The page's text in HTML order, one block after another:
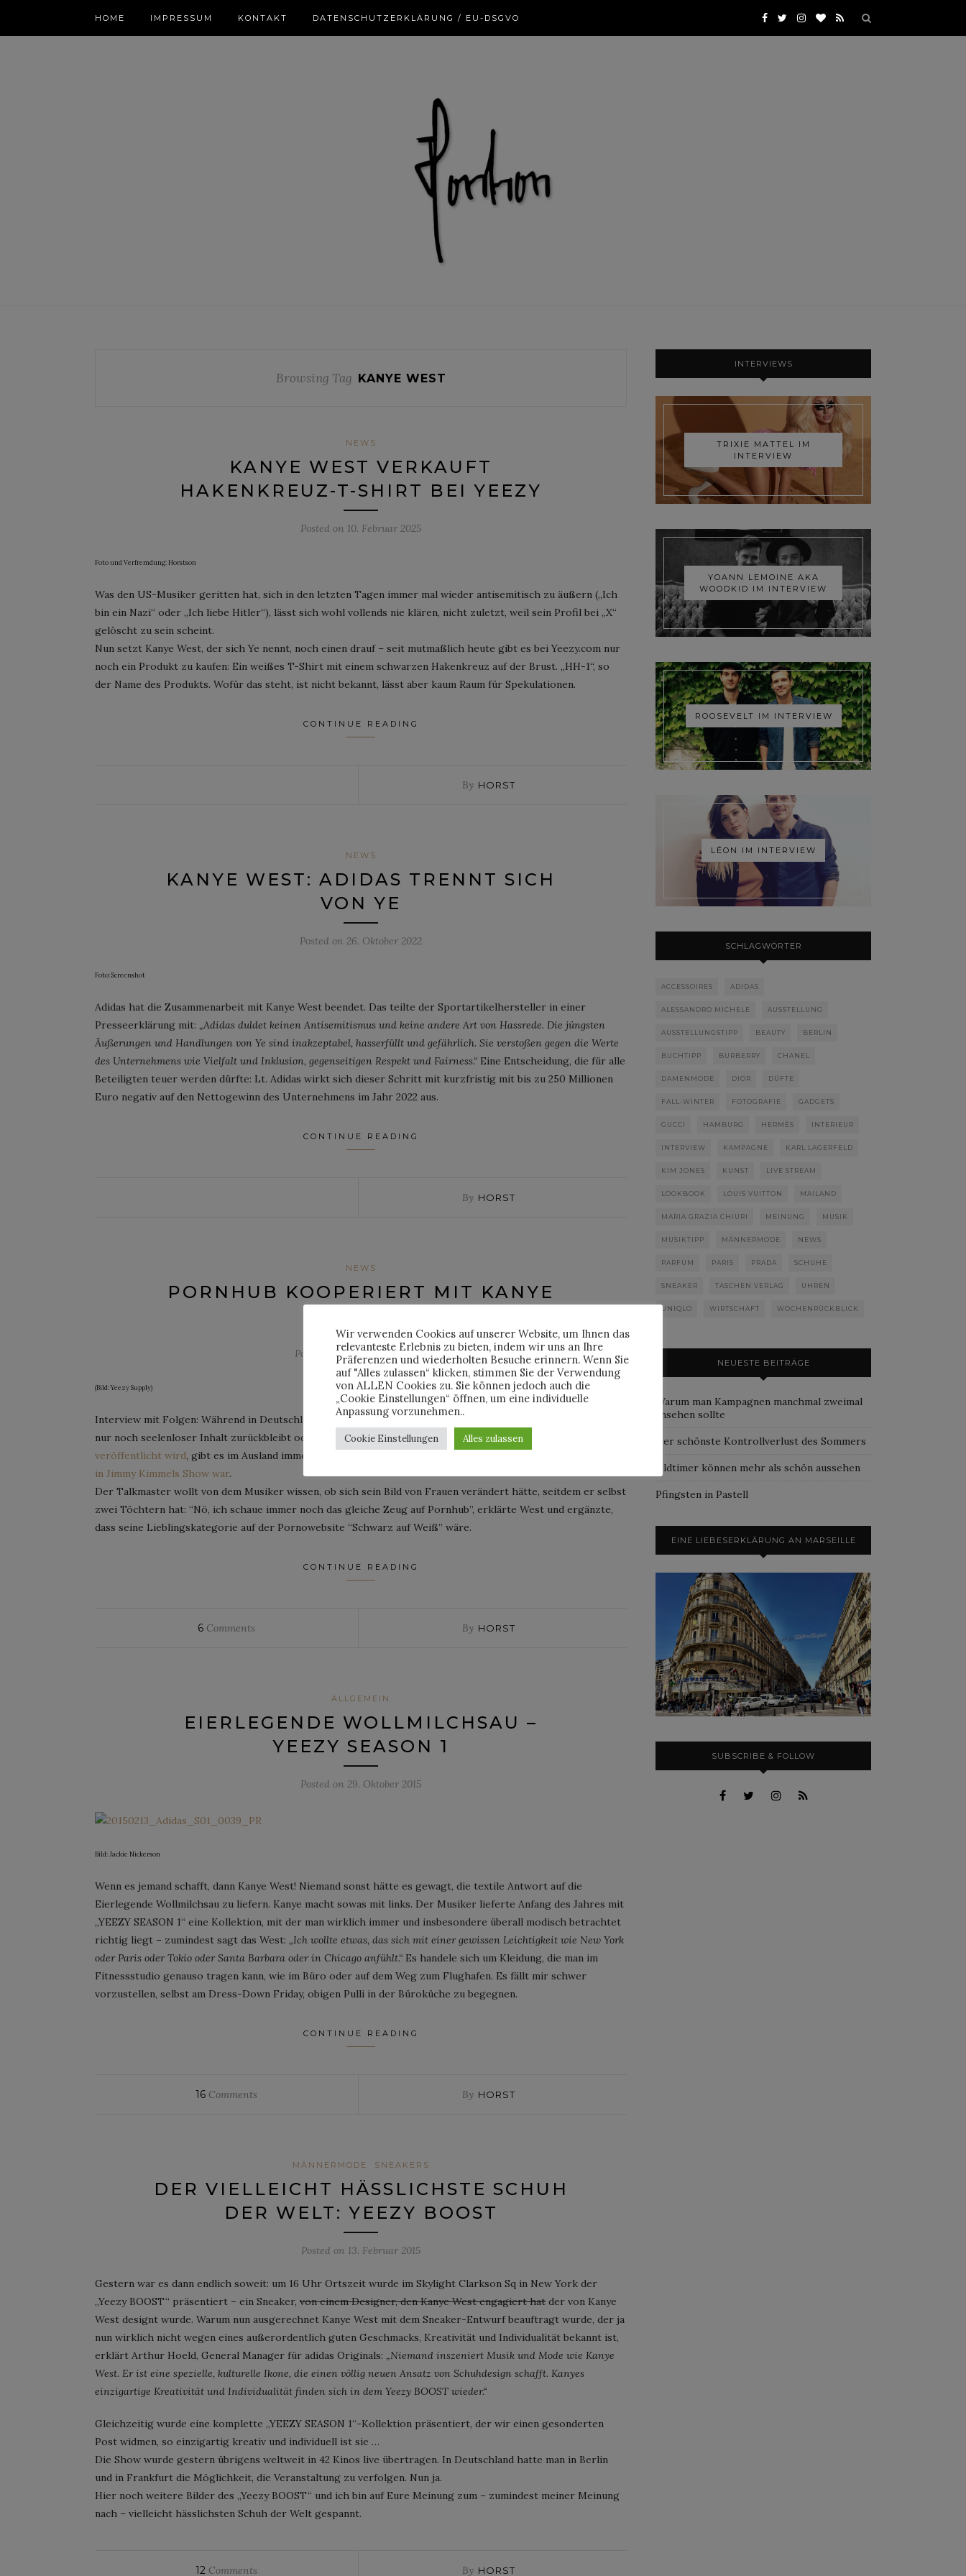
HOME IMPRESSUM KONTAKT DATENSCHUTZERKLÄRUNG / EU-DSGVO
Browsing Tag KANYE WEST
NEWS
KANYE WEST VERKAUFT
HAKENKREUZ-T-SHIRT BEI YEEZY
Posted on 10. Februar 2025
Foto und Verfremdung: Horstson
Was den US-Musiker geritten hat, sich in den letzten Tagen immer mal wieder antisemitisch zu äußern („Ich
bin ein Nazi“ oder „Ich liebe Hitler“), lässt sich wohl vollends nie klären, nicht zuletzt, weil sein Profil bei „X“
gelöscht zu sein scheint.
Nun setzt Kanye West, der sich Ye nennt, noch einen drauf – seit mutmaßlich heute gibt es bei Yeezy.com nur
noch ein Produkt zu kaufen: Ein weißes T-Shirt mit einem schwarzen Hakenkreuz auf der Brust. „HH-1“, so
der Name des Produkts. Wofür das steht, ist nicht bekannt, lässt aber kaum Raum für Spekulationen.
CONTINUE READING
By HORST
NEWS
KANYE WEST: ADIDAS TRENNT SICH
VON YE
Posted on 26. Oktober 2022
Foto: Screenshot
Adidas hat die Zusammenarbeit mit Kanye West beendet. Das teilte der Sportartikelhersteller in einer
Presseerklärung mit: „Adidas duldet keinen Antisemitismus und keine andere Art von Hassrede. Die jüngsten
Äußerungen und Handlungen von Ye sind inakzeptabel, hasserfüllt und gefährlich. Sie verstoßen gegen die Werte
des Unternehmens wie Vielfalt und Inklusion, gegenseitigen Respekt und Fairness.“ Eine Entscheidung, die für alle
Beteiligten teuer werden dürfte: Lt. Adidas wirkt sich dieser Schritt mit kurzfristig mit bis zu 250 Millionen
Euro negativ auf den Nettogewinn des Unternehmens im Jahr 2022 aus.
CONTINUE READING
By HORST
NEWS
PORNHUB KOOPERIERT MIT KANYE
Posted on10. September 2018
(Bild: Yeezy Supply)
Interview mit Folgen: Während in Deutschland PR-Agenturen dazu neigen, Interviews so glattzubügeln, dass
nur noch seelenloser Inhalt zurückbleibt oder sogar in Kauf nehmen, dass das Interviewgar nicht erst
veröffentlicht wird, gibt es im Ausland immer wieder Lichtblicke – wie im Fall von Kanye West,
in Jimmy Kimmels Show war.
Der Talkmaster wollt von dem Musiker wissen, ob sich sein Bild von Frauen verändert hätte, seitdem er selbst
zwei Töchtern hat: “Nö, ich schaue immer noch das gleiche Zeug auf Pornhub”, erklärte West und ergänzte,
dass seine Lieblingskategorie auf der Pornowebsite “Schwarz auf Weiß” wäre.
CONTINUE READING
6 Comments By HORST
ALLGEMEIN
EIERLEGENDE WOLLMILCHSAU –
YEEZY SEASON 1
Posted on 29. Oktober 2015
Bild: Jackie Nickerson
Wenn es jemand schafft, dann Kanye West! Niemand sonst hätte es gewagt, die textile Antwort auf die
Eierlegende Wollmilchsau zu liefern. Kanye macht sowas mit links. Der Musiker lieferte Anfang des Jahres mit
„YEEZY SEASON 1“ eine Kollektion, mit der man wirklich immer und insbesondere überall modisch betrachtet
richtig liegt – zumindest sagt das West: „Ich wollte etwas, das sich mit einer gewissen Leichtigkeit wie New York
oder Paris oder Tokio oder Santa Barbara oder in Chicago anfühlt.“ Es handele sich um Kleidung, die man im
Fitnessstudio genauso tragen kann, wie im Büro oder auf dem Weg zum Flughafen. Es fällt mir schwer
vorzustellen, selbst am Dress-Down Friday, obigen Pulli in der Büroküche zu begegnen.
CONTINUE READING
16 Comments By HORST
MÄNNERMODE SNEAKERS
DER VIELLEICHT HÄSSLICHSTE SCHUH
DER WELT: YEEZY BOOST
Posted on 13. Februar 2015
Gestern war es dann endlich soweit: um 16 Uhr Ortszeit wurde im Skylight Clarkson Sq in New York der
„Yeezy BOOST“ präsentiert – ein Sneaker, von einem Designer, den Kanye West engagiert hat der von Kanye
West designt wurde. Warum nun ausgerechnet Kanye West mit dem Sneaker-Entwurf beauftragt wurde, der ja
nun wirklich nicht wegen eines außerordentlich guten Geschmacks, Kreativität und Individualität bekannt ist,
erklärt Arthur Hoeld, General Manager für adidas Originals: „Niemand inszeniert Musik und Mode wie Kanye
West. Er ist eine spezielle, kulturelle Ikone, die einen völlig neuen Ansatz von Schuhdesign schafft. Kanyes
einzigartige Kreativität und Individualität finden sich in dem Yeezy BOOST wieder.“
Gleichzeitig wurde eine komplette „YEEZY SEASON 1“-Kollektion präsentiert, der wir einen gesonderten
Post widmen, so einzigartig kreativ und individuell ist sie …
Die Show wurde gestern übrigens weltweit in 42 Kinos live übertragen. In Deutschland hatte man in Berlin
und in Frankfurt die Möglichkeit, die Veranstaltung zu verfolgen. Nun ja.
Hier noch weitere Bilder des „Yeezy BOOST“ und ich bin auf Eure Meinung zum – zumindest meiner Meinung
nach – vielleicht hässlichsten Schuh der Welt gespannt.
12 Comments By HORST
INTERVIEWS
TRIXIE MATTEL IM
INTERVIEW
YOANN LEMOINE AKA
WOODKID IM INTERVIEW
ROOSEVELT IM INTERVIEW
LÉON IM INTERVIEW
SCHLAGWÖRTER
ACCESSOIRES ADIDAS
ALESSANDRO MICHELE AUSSTELLUNG
AUSSTELLUNGSTIPP BEAUTY BERLIN
BUCHTIPP BURBERRY CHANEL
DAMENMODE DIOR DÜFTE
FALL-WINTER FOTOGRAFIE GADGETS
GUCCI HAMBURG HERMÈS INTERIEUR
INTERVIEW KAMPAGNE KARL LAGERFELD
KIM JONES KUNST LIVE STREAM
LOOKBOOK LOUIS VUITTON MAILAND
MARIA GRAZIA CHIURI MEINUNG MUSIK
MUSIKTIPP MÄNNERMODE NEWS
PARFUM PARIS PRADA SCHUHE
SNEAKER TASCHEN VERLAG UHREN
UNIQLO WIRTSCHAFT WOCHENRÜCKBLICK
NEUESTE BEITRÄGE
Warum man Kampagnen manchmal zweimal
ansehen sollte
Der schönste Kontrollverlust des Sommers
Oldtimer können mehr als schön aussehen
Pfingsten in Pastell
EINE LIEBESERKLÄRUNG AN MARSEILLE
SUBSCRIBE & FOLLOW
Wir verwenden Cookies auf unserer Website, um Ihnen das
relevanteste Erlebnis zu bieten, indem wir uns an Ihre
Präferenzen und wiederholten Besuche erinnern. Wenn Sie
auf "Alles zulassen“ klicken, stimmen Sie der Verwendung
von ALLEN Cookies zu. Sie können jedoch auch die
„Cookie Einstellungen“ öffnen, um eine individuelle
Anpassung vorzunehmen..
Cookie Einstellungen Alles zulassen